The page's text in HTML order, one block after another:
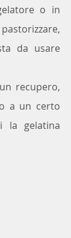
o in
da usare
recupero,
a un certo
la gelatina